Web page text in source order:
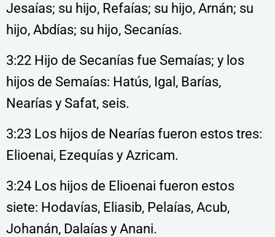
Jesaías; su hijo, Refaías; su hijo, Arnán; su
hijo, Abdías; su hijo, Secanías.
3:22 Hijo de Secanías fue Semaías; y los
hijos de Semaías: Hatús, Igal, Barías,
Nearías y Safat, seis.
3:23 Los hijos de Nearías fueron estos tres:
Elioenai, Ezequías y Azricam.
3:24 Los hijos de Elioenai fueron estos
siete: Hodavías, Eliasib, Pelaías, Acub,
Johanán, Dalaías y Anani.